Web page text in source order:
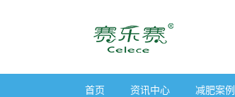
首页 资讯中心 减肥案例